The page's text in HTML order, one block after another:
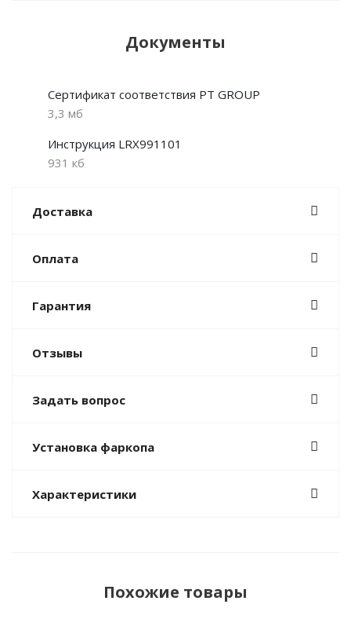
Документы
Сертификат соответствия PT GROUP
3,3 мб
Инструкция LRX991101
931 кб
Доставка
Оплата
Гарантия
Отзывы
Задать вопрос
Установка фаркопа
Характеристики
Похожие товары